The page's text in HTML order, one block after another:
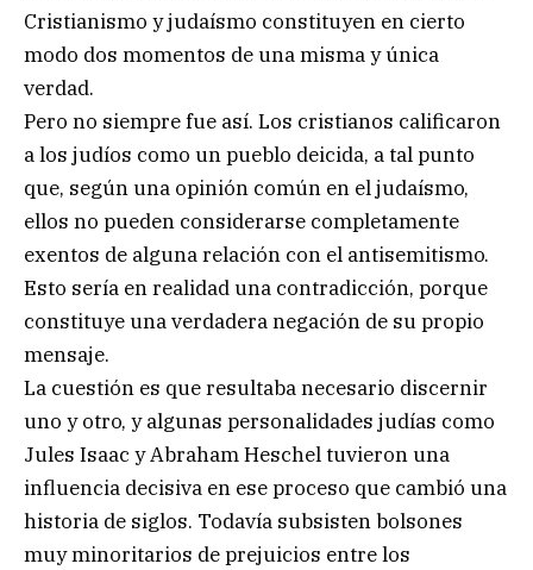
Cristianismo y judaísmo constituyen en cierto
modo dos momentos de una misma y única
verdad.
Pero no siempre fue así. Los cristianos calificaron
a los judíos como un pueblo deicida, a tal punto
que, según una opinión común en el judaísmo,
ellos no pueden considerarse completamente
exentos de alguna relación con el antisemitismo.
Esto sería en realidad una contradicción, porque
constituye una verdadera negación de su propio
mensaje.
La cuestión es que resultaba necesario discernir
uno y otro, y algunas personalidades judías como
Jules Isaac y Abraham Heschel tuvieron una
influencia decisiva en ese proceso que cambió una
historia de siglos. Todavía subsisten bolsones
muy minoritarios de prejuicios entre los